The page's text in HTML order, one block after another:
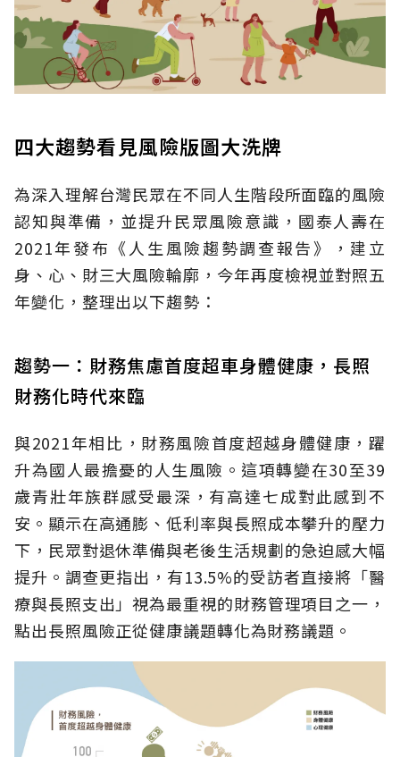
四大趨勢看見風險版圖大洗牌
為深入理解台灣民眾在不同人生階段所面臨的風險
認知與準備，並提升民眾風險意識，國泰人壽在
2021年發布《人生風險趨勢調查報告》，建立
身、心、財三大風險輪廓，今年再度檢視並對照五
年變化，整理出以下趨勢：
趨勢一：財務焦慮首度超車身體健康，長照
財務化時代來臨
與2021年相比，財務風險首度超越身體健康，躍
升為國人最擔憂的人生風險。這項轉變在30至39
歲青壯年族群感受最深，有高達七成對此感到不
安。顯示在高通膨、低利率與長照成本攀升的壓力
下，民眾對退休準備與老後生活規劃的急迫感大幅
提升。調查更指出，有13.5%的受訪者直接將「醫
療與長照支出」視為最重視的財務管理項目之一，
點出長照風險正從健康議題轉化為財務議題。